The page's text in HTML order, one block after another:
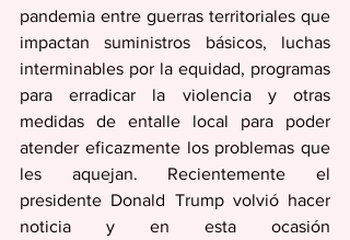
pandemia entre guerras territoriales que
impactan suministros básicos, luchas
interminables por la equidad, programas
para erradicar la violencia y otras
medidas de entalle local para poder
atender eficazmente los problemas que
les aquejan. Recientemente el
presidente Donald Trump volvió hacer
noticia y en esta ocasión